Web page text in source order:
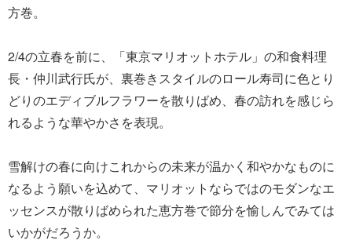
方巻。
2/4の立春を前に、「東京マリオットホテル」の和食料理
長・仲川武行氏が、裏巻きスタイルのロール寿司に色とり
どりのエディブルフラワーを散りばめ、春の訪れを感じら
れるような華やかさを表現。
雪解けの春に向けこれからの未来が温かく和やかなものに
なるよう願いを込めて、マリオットならではのモダンなエ
ッセンスが散りばめられた恵方巻で節分を愉しんでみては
いかがだろうか。